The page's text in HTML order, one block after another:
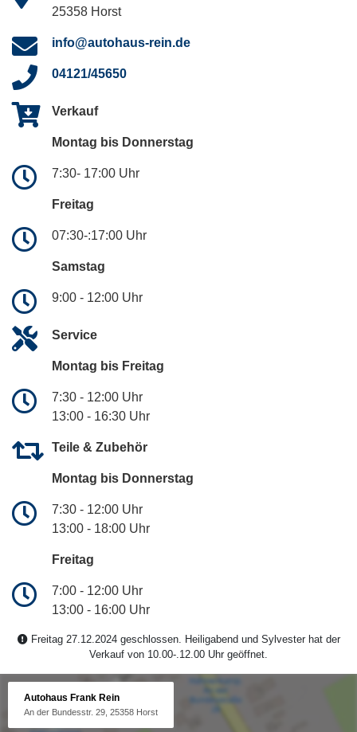
25358 Horst
info@autohaus-rein.de
04121/45650
Verkauf
Montag bis Donnerstag
7:30- 17:00 Uhr
Freitag
07:30-:17:00 Uhr
Samstag
9:00 - 12:00 Uhr
Service
Montag bis Freitag
7:30 - 12:00 Uhr
13:00 - 16:30 Uhr
Teile & Zubehör
Montag bis Donnerstag
7:30 - 12:00 Uhr
13:00 - 18:00 Uhr
Freitag
7:00 - 12:00 Uhr
13:00 - 16:00 Uhr
Freitag 27.12.2024 geschlossen. Heiligabend und Sylvester hat der
Verkauf von 10.00-.12.00 Uhr geöffnet.
Autohaus Frank Rein
An der Bundesstr. 29, 25358 Horst